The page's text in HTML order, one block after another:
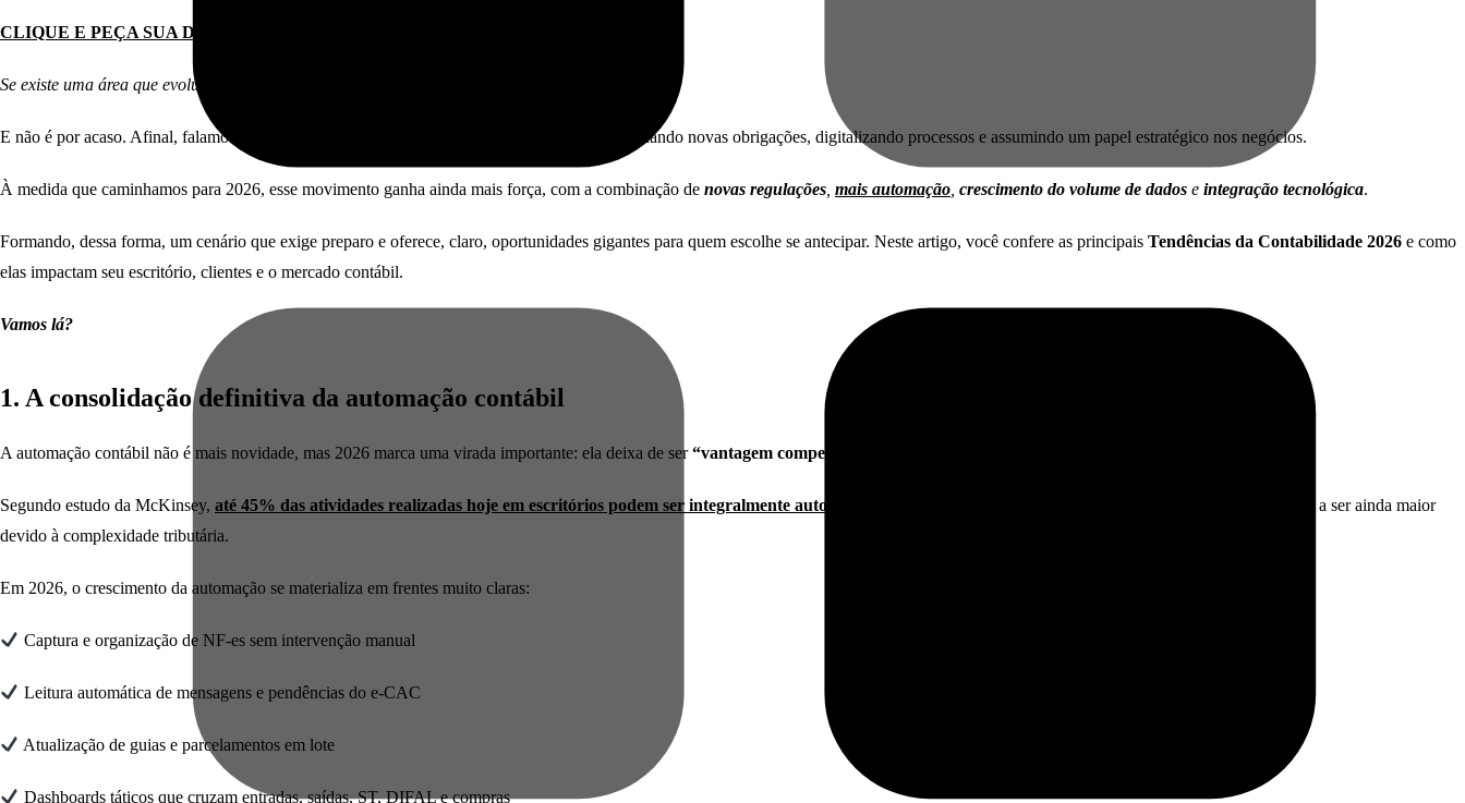
CLIQUE E PEÇA SUA DEMONSTRAÇÃO GRÁTIS
Se existe uma área que evolui de forma acelerada no Brasil, essa área é a contábil!
E não é por acaso. Afinal, falamos de um setor que foi ampliando suas responsabilidades, ganhando novas obrigações, digitalizando processos e assumindo um papel estratégico nos negócios.
À medida que caminhamos para 2026, esse movimento ganha ainda mais força, com a combinação de novas regulações mais automação crescimento do volume de dados e integração tecnológica.
Formando, dessa forma, um cenário que exige preparo e oferece, claro, oportunidades gigantes para quem escolhe se antecipar. Neste artigo, você confere as principais Tendências da Contabilidade 2026 e como
elas impactam seu escritório, clientes e o mercado contábil.
Vamos lá?
1. A consolidação definitiva da automação contábil
A automação contábil não é mais novidade, mas 2026 marca uma virada importante: ela deixa de ser“vantagem competitiva”
Segundo estudo da McKinsey, até 45% das atividades realizadas hoje em escritórios podem ser integralmente automatizadas
com tecnologias já existentes. No Brasil, esse número tende a ser ainda maior
devido à complexidade tributária.
Em 2026, o crescimento da automação se materializa em frentes muito claras:
Captura e organização de NF-es sem intervenção manual
Leitura automática de mensagens e pendências do e-CAC
Atualização de guias e parcelamentos em lote
Dashboards táticos que cruzam entradas, saídas, ST, DIFAL e compras